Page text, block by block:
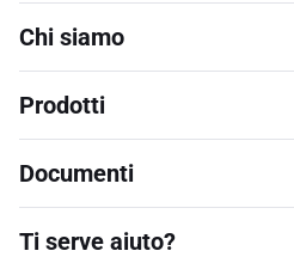
Chi siamo
Prodotti
Documenti
Ti serve aiuto?